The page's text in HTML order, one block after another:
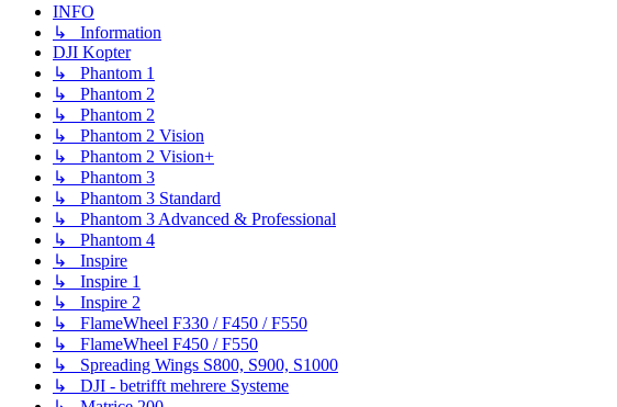
INFO
↳ Information
DJI Kopter
↳ Phantom 1
↳ Phantom 2
↳ Phantom 2
↳ Phantom 2 Vision
↳ Phantom 2 Vision+
↳ Phantom 3
↳ Phantom 3 Standard
↳ Phantom 3 Advanced & Professional
↳ Phantom 4
↳ Inspire
↳ Inspire 1
↳ Inspire 2
↳ FlameWheel F330 / F450 / F550
↳ FlameWheel F450 / F550
↳ Spreading Wings S800, S900, S1000
↳ DJI - betrifft mehrere Systeme